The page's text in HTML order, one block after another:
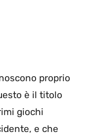
proprio
è il titolo
giochi
e che